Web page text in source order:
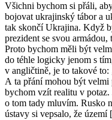
Všichni bychom si přáli,
bojovat ukrajinský tábor a
tak skončí Ukrajina. Když
prezident se svou
Proto bychom měli být
do téhle logicky jenom s
v angličtině, je to takové to:
A ta přání mohou být
bychom vzít realitu v
o tom tady mluvím. Rusko
ústavy si vepsalo, že